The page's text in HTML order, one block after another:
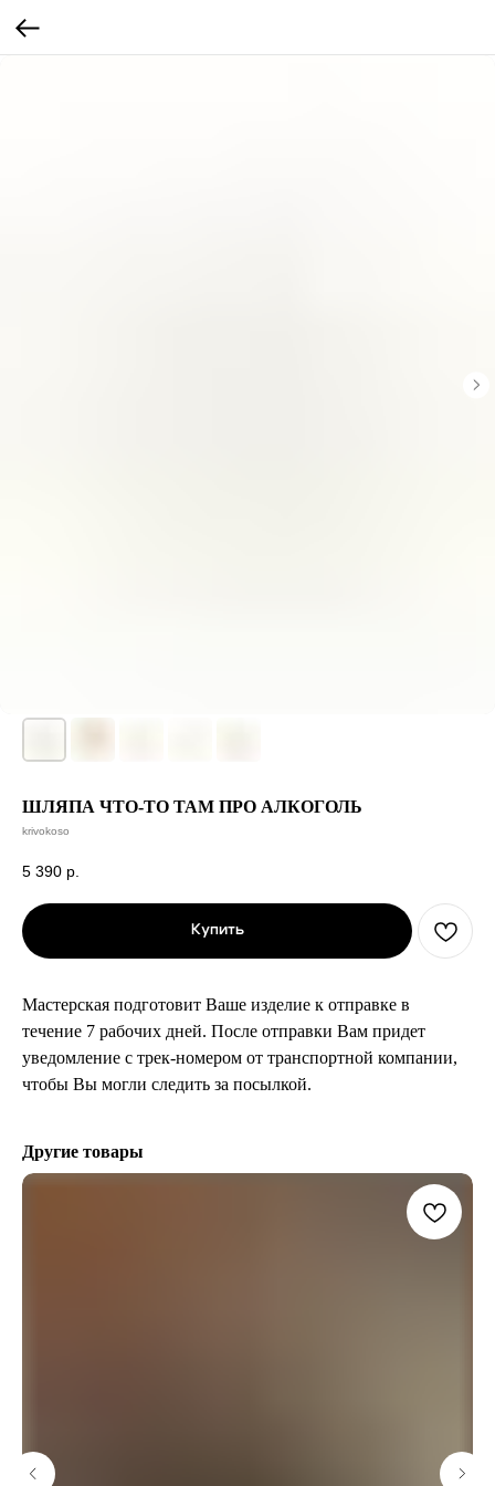
ШЛЯПА ЧТО-ТО ТАМ ПРО АЛКОГОЛЬ
krivokoso
5 390 р.
Купить
Мастерская подготовит Ваше изделие к отправке в
течение 7 рабочих дней. После отправки Вам придет
уведомление с трек-номером от транспортной компании,
чтобы Вы могли следить за посылкой.
Другие товары